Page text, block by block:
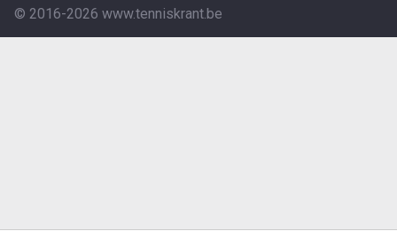
© 2016-2026 www.tenniskrant.be